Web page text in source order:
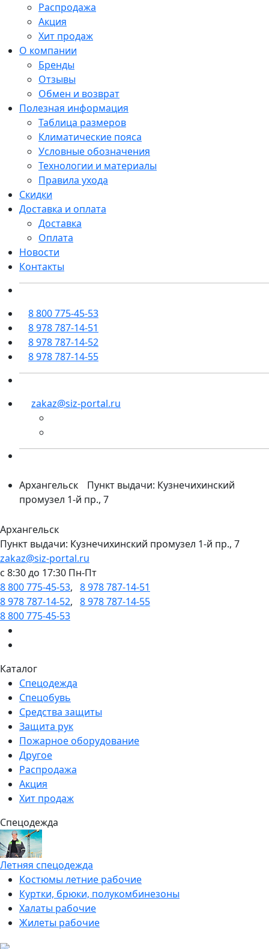
Распродажа
Акция
Хит продаж
О компании
Бренды
Отзывы
Обмен и возврат
Полезная информация
Таблица размеров
Климатические пояса
Условные обозначения
Технологии и материалы
Правила ухода
Скидки
Доставка и оплата
Доставка
Оплата
Новости
Контакты
8 800 775-45-53
8 978 787-14-51
8 978 787-14-52
8 978 787-14-55
zakaz@siz-portal.ru
Архангельск
Пункт выдачи: Кузнечихинский
промузел 1-й пр., 7
Архангельск
Пункт выдачи: Кузнечихинский промузел 1-й пр., 7
zakaz@siz-portal.ru
c 8:30 до 17:30 Пн-Пт
8 800 775-45-53, 8 978 787-14-51
8 978 787-14-52, 8 978 787-14-55
8 800 775-45-53
Каталог
Спецодежда
Спецобувь
Средства защиты
Защита рук
Пожарное оборудование
Другое
Распродажа
Акция
Хит продаж
Спецодежда
Летняя спецодежда
Костюмы летние рабочие
Куртки, брюки, полукомбинезоны
Халаты рабочие
Жилеты рабочие